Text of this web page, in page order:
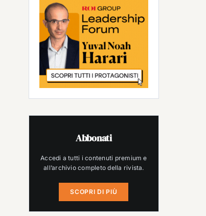
Abbonati
Accedi a tutti i contenuti premium e
all’archivio completo della rivista.
SCOPRI DI PIÙ